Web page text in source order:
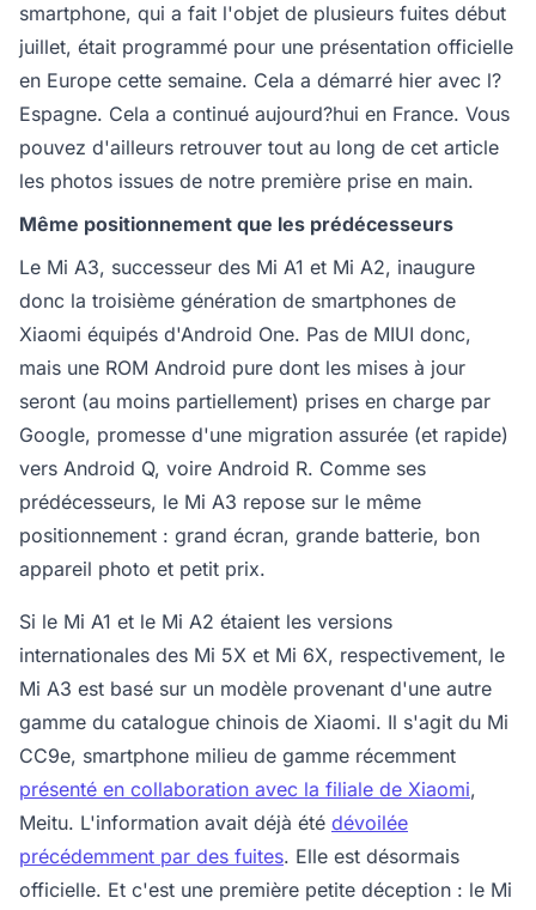
smartphone, qui a fait l'objet de plusieurs fuites début
juillet, était programmé pour une présentation officielle
en Europe cette semaine. Cela a démarré hier avec l?
Espagne. Cela a continué aujourd?hui en France. Vous
pouvez d'ailleurs retrouver tout au long de cet article
les photos issues de notre première prise en main.
Même positionnement que les prédécesseurs
Le Mi A3, successeur des Mi A1 et Mi A2, inaugure
donc la troisième génération de smartphones de
Xiaomi équipés d'Android One. Pas de MIUI donc,
mais une ROM Android pure dont les mises à jour
seront (au moins partiellement) prises en charge par
Google, promesse d'une migration assurée (et rapide)
vers Android Q, voire Android R. Comme ses
prédécesseurs, le Mi A3 repose sur le même
positionnement : grand écran, grande batterie, bon
appareil photo et petit prix.
Si le Mi A1 et le Mi A2 étaient les versions
internationales des Mi 5X et Mi 6X, respectivement, le
Mi A3 est basé sur un modèle provenant d'une autre
gamme du catalogue chinois de Xiaomi. Il s'agit du Mi
CC9e, smartphone milieu de gamme récemment
présenté en collaboration avec la filiale de Xiaomi,
Meitu. L'information avait déjà été dévoilée
précédemment par des fuites. Elle est désormais
officielle. Et c'est une première petite déception : le Mi